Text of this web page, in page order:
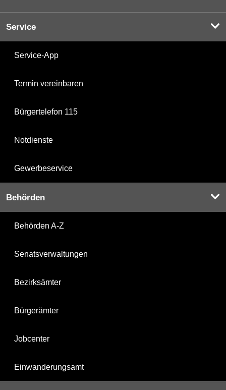
Service
Service-App
Termin vereinbaren
Bürgertelefon 115
Notdienste
Gewerbeservice
Behörden
Behörden A-Z
Senatsverwaltungen
Bezirksämter
Bürgerämter
Jobcenter
Einwanderungsamt